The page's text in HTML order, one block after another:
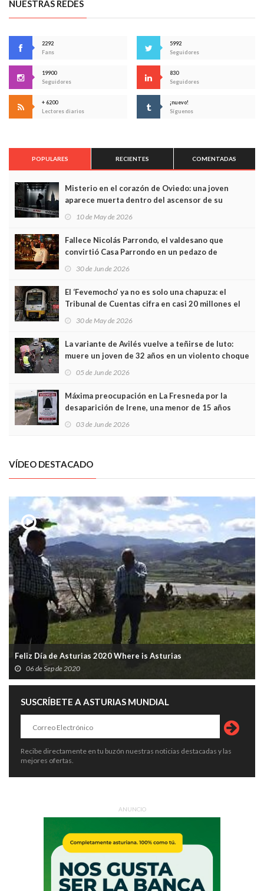
NUESTRAS REDES
2292
Fans
5992
Seguidores
19900
Seguidores
830
Seguidores
+ 6200
Lectores diarios
¡nuevo!
Síguenos
POPULARES RECIENTES COMENTADAS
Misterio en el corazón de Oviedo: una joven
aparece muerta dentro del ascensor de su
edificio y las cámaras captan sus últimos minutos
10 de May de 2026
Fallece Nicolás Parrondo, el valdesano que
convirtió Casa Parrondo en un pedazo de
Asturias en Madrid
30 de Jun de 2026
El ‘Fevemocho’ ya no es solo una chapuza: el
Tribunal de Cuentas cifra en casi 20 millones el
sobrecoste de los trenes que no cabían por los
30 de May de 2026
La variante de Avilés vuelve a teñirse de luto:
muere un joven de 32 años en un violento choque
frontal
05 de Jun de 2026
Máxima preocupación en La Fresneda por la
desaparición de Irene, una menor de 15 años
03 de Jun de 2026
VÍDEO DESTACADO
Feliz Día de Asturias 2020 Where is Asturias
06 de Sep de 2020
SUSCRÍBETE A ASTURIAS MUNDIAL
Recibe directamente en tu buzón nuestras noticias destacadas y las
mejores ofertas.
ANUNCIO